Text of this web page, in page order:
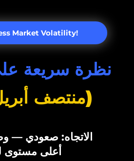
نظرة سريعة
(منتصف أبريل 2025)
أعلى مستوى
Market Volatility!